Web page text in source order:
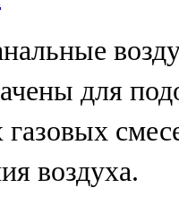
для
воздуха.